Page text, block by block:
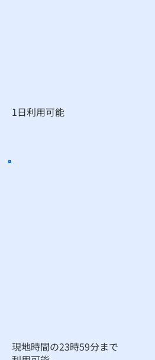
1日利用可能
現地時間の23時59分まで